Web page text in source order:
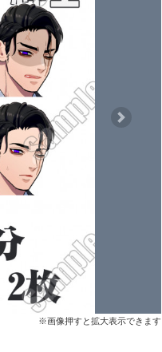
Next
※画像押すと拡大表示できます